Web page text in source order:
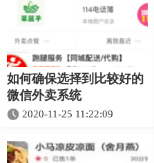
如何确保选择到比较好的
微信外卖系统
2020-11-25 11:22:09